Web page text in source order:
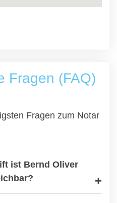
Fragen (FAQ)
Fragen zum Notar
ist Bernd Oliver